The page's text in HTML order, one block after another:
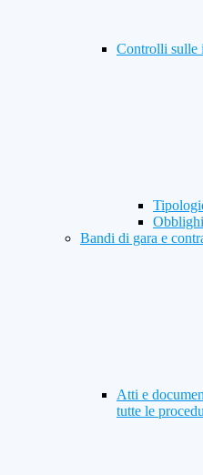
Controlli sulle
Bandi di gara e
Atti e
tutte le